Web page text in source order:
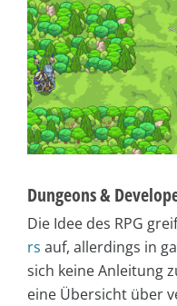
Dungeons &
Die Idee des RPG
rs auf, allerdings in
sich keine Anleitung
eine Übersicht über